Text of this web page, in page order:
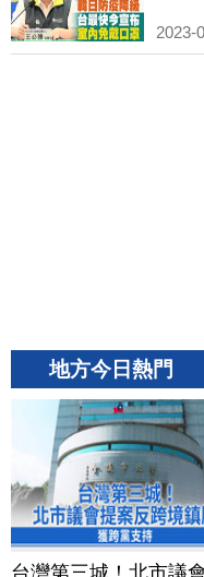
2023-
地方今日熱門
台灣第三城！北市議